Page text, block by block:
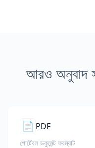
আরও অনুবাদ
📄 PDF
পোর্টেবল ডকুমেন্ট ফরম্যাট